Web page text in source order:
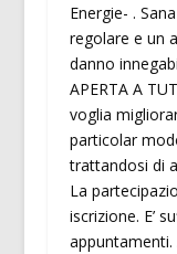
Energie- .
regolare e un
danno
APERTA A
voglia
particolar
trattandosi di
La
iscrizione. E’